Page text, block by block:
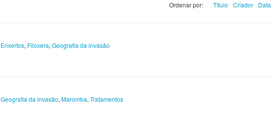
Ordenar por: Título Criador
Enxertos, Filoxera, Geografia da invasão
Geografia da invasão, Maromba, Tratamentos